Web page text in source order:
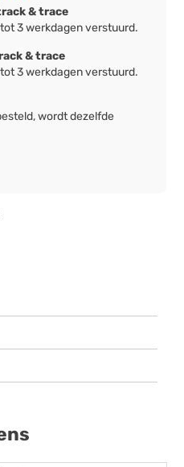
& trace
3 werkdagen verstuurd.
& trace
3 werkdagen verstuurd.
wordt dezelfde